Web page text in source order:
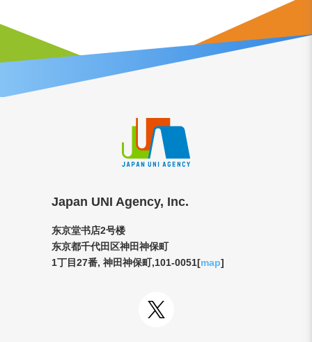
Japan UNI Agency, Inc.
东京堂书店2号楼
东京都千代田区神田神保町
1丁目27番, 神田神保町,101-0051[map]